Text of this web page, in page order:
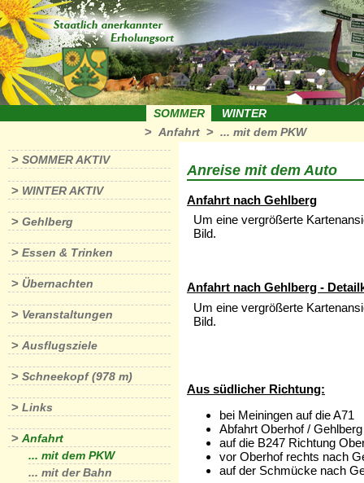
SOMMER WINTER
> Anfahrt > ... mit dem PKW
> SOMMER AKTIV
> WINTER AKTIV
> Gehlberg
> Essen & Trinken
> Übernachten
> Veranstaltungen
> Ausflugsziele
> Schneekopf (978 m)
> Links
> Anfahrt
... mit dem PKW
... mit der Bahn
Anreise mit dem Auto
Anfahrt nach Gehlberg
Um eine vergrößerte
Bild.
Anfahrt nach Gehlberg -
Um eine vergrößerte
Bild.
Aus südlicher Richtung:
bei Meiningen auf die A71
Abfahrt Oberhof / Gehlberg
auf die B247 Richtung
vor Oberhof rechts nach
auf der Schmücke nach